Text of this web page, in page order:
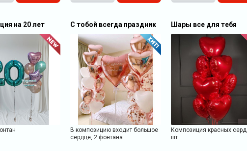
на 20 лет С тобой всегда праздник
В композицию входит большое
сердце, 2 фонтана
Шары все для тебя
Композиция красных
шт